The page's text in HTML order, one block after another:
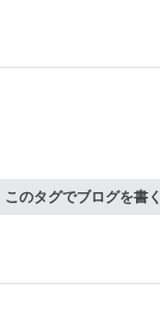
このタグでブログを書く